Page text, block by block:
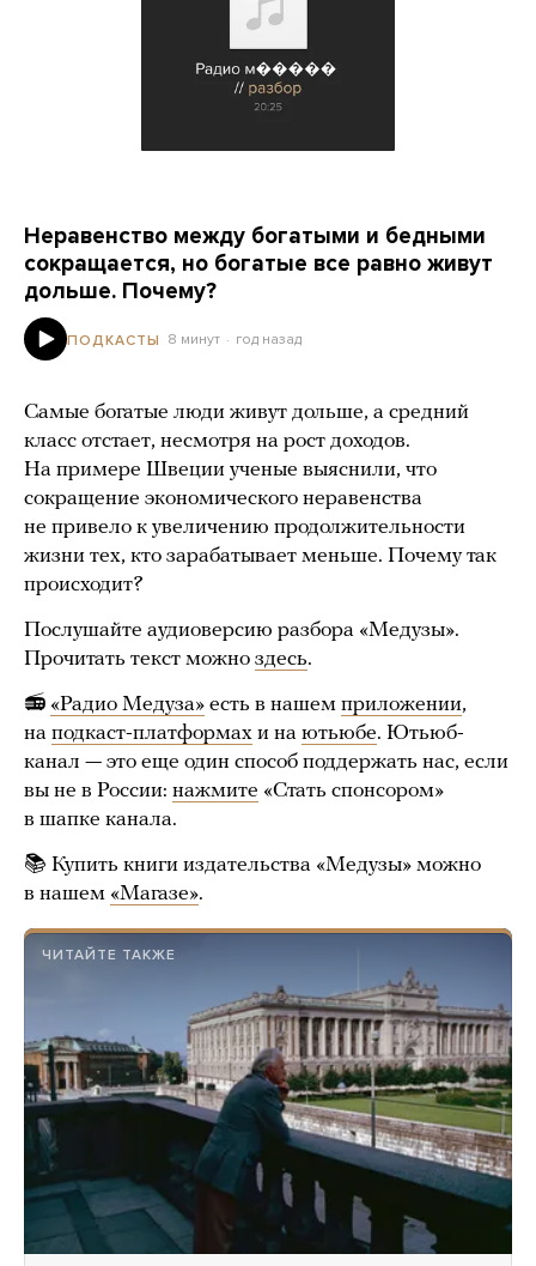
Неравенство между богатыми и бедными
сокращается, но богатые все равно живут
дольше. Почему?
ПОДКАСТЫ 8 минут год назад
Самые богатые люди живут дольше, а средний
класс отстает, несмотря на рост доходов.
На примере Швеции ученые выяснили, что
сокращение экономического неравенства
не привело к увеличению продолжительности
жизни тех, кто зарабатывает меньше. Почему так
происходит?
Послушайте аудиоверсию разбора «Медузы».
Прочитать текст можно здесь.
📻 «Радио Медуза» есть в нашем приложении,
на подкаст-платформах и на ютьюбе. Ютьюб-
канал — это еще один способ поддержать нас, если
вы не в России: нажмите «Стать спонсором»
в шапке канала.
📚 Купить книги издательства «Медузы» можно
в нашем «Магазе».
ЧИТАЙТЕ ТАКЖЕ